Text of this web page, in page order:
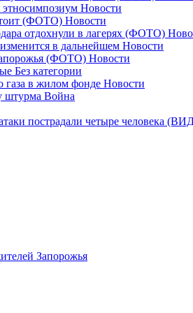
этносимпозиум Новости
(ФОТО) Новости
отдохнули в лагерях (ФОТО)
в дальнейшем Новости
(ФОТО) Новости
Без категории
газа в жилом фонде Новости
штурма Война
пострадали четыре человека
Запорожья